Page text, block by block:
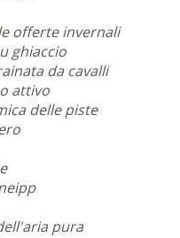
offerte invernali
ghiaccio
da cavalli
attivo
delle piste
pura